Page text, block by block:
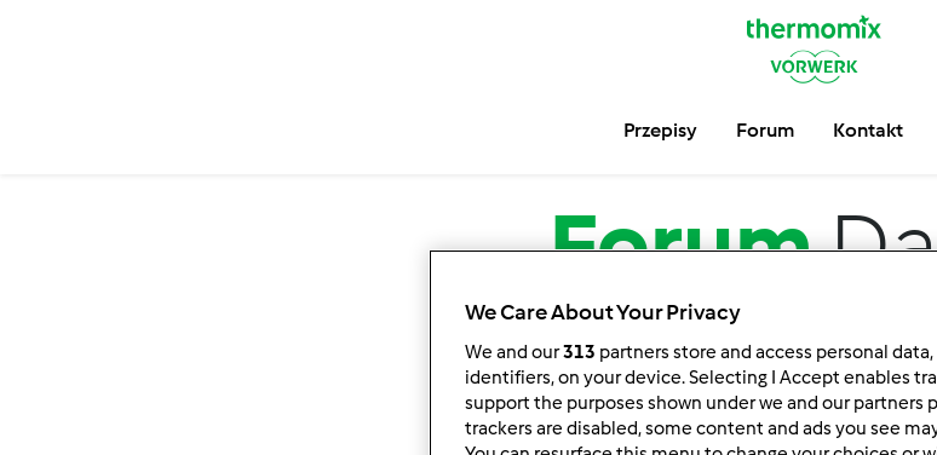
Przepisy Forum Kontakt
Forum
We Care About Your Privacy
We and our313 partners store and access personal
identifiers, on your device. Selecting I Accept enables
support the purposes shown under we and our partners
trackers are disabled, some content and ads you see